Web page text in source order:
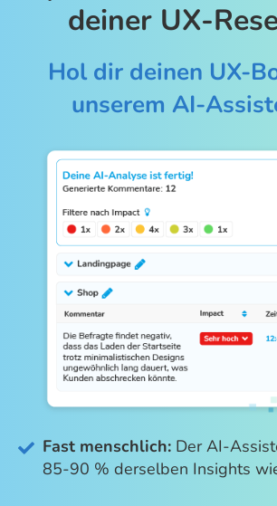
deiner UX-
Hol dir deinen UX-
unserem AI-
Fast menschlich: Der AI-
85-90 % derselben Insights